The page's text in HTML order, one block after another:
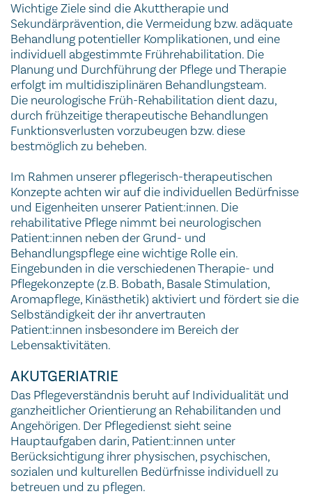
Wichtige Ziele sind die Akuttherapie und
Sekundärprävention, die Vermeidung bzw. adäquate
Behandlung potentieller Komplikationen, und eine
individuell abgestimmte Frührehabilitation. Die
Planung und Durchführung der Pflege und Therapie
erfolgt im multidisziplinären Behandlungsteam.
Die neurologische Früh-Rehabilitation dient dazu,
durch frühzeitige therapeutische Behandlungen
Funktionsverlusten vorzubeugen bzw. diese
bestmöglich zu beheben.
Im Rahmen unserer pflegerisch-therapeutischen
Konzepte achten wir auf die individuellen Bedürfnisse
und Eigenheiten unserer Patient:innen. Die
rehabilitative Pflege nimmt bei neurologischen
Patient:innen neben der Grund- und
Behandlungspflege eine wichtige Rolle ein.
Eingebunden in die verschiedenen Therapie- und
Pflegekonzepte (z.B. Bobath, Basale Stimulation,
Aromapflege, Kinästhetik) aktiviert und fördert sie die
Selbständigkeit der ihr anvertrauten
Patient:innen insbesondere im Bereich der
Lebensaktivitäten.
AKUTGERIATRIE
Das Pflegeverständnis beruht auf Individualität und
ganzheitlicher Orientierung an Rehabilitanden und
Angehörigen. Der Pflegedienst sieht seine
Hauptaufgaben darin, Patient:innen unter
Berücksichtigung ihrer physischen, psychischen,
sozialen und kulturellen Bedürfnisse individuell zu
betreuen und zu pflegen.